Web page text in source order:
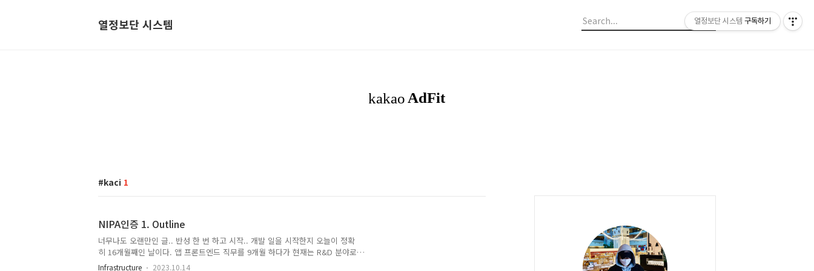
열정보단 시스템
kaci 1
NIPA인증 1. Outline
너무나도 오랜만인 글.. 반성 한 번 하고 시작.. 개발 일을 시작한지 오늘이 정확
히 16개월째인 날이다. 앱 프론트엔드 직무를 9개월 하다가 현재는 R&D 분야로
옮겨서 클라우드 SaaS 솔루션 개발을 하고 있다. (react-native)앱/(react)웹
Infrastructure 2023.10.14
열정보단 시스템 구독하기